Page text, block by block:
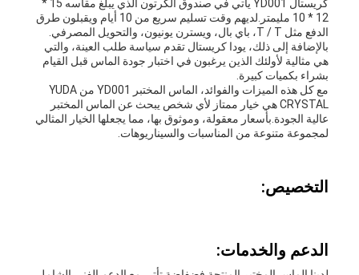
كريستال YD001 يأتي في صندوق الكرتون الذي يبلغ مقاسه 15 *
12 * 10 مليمتر.لديهم وقت تسليم سريع من 10 أيام ويقبلون طرق
الدفع مثل T / T، باي بال، ويسترن يونيون، والتحويل المصرفي.
بالإضافة إلى ذلك، يودا كريستال تقدم سياسة طلب العينة، والتي
هي مثالية لأولئك الذين يرغبون في اختبار جودة الماس قبل القيام
بشراء بكميات كبيرة.
مع كل هذه الميزات والفوائد، الماس المختبر YD001 من YUDA
CRYSTAL هي خيار ممتاز لأي شخص يبحث عن الماس المختبر
عالية الجودة.بأسعار معقولة، وموثوق بها، مما يجعلها الخيار المثالي
لمجموعة متنوعة من المناسبات والسيناريوهات.
التخصيص:
الدعم والخدمات: